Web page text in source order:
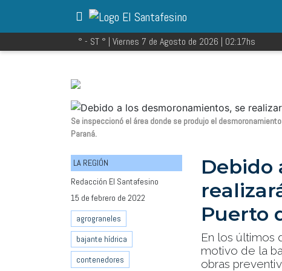
° - ST ° | Viernes 7 de Agosto de 2026 | 02:17hs
Se inspeccionó el área donde se produjo el
Paraná.
LA REGIÓN
Redacción El Santafesino
15 de febrero de 2022
agrograneles
bajante hídrica
contenedores
Debido
Puerto
En los últimos
motivo de la
obras